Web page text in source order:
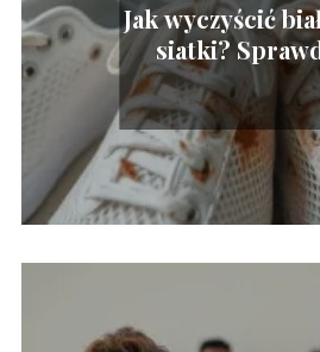
Jak wyczyścić
siatki?
metody!